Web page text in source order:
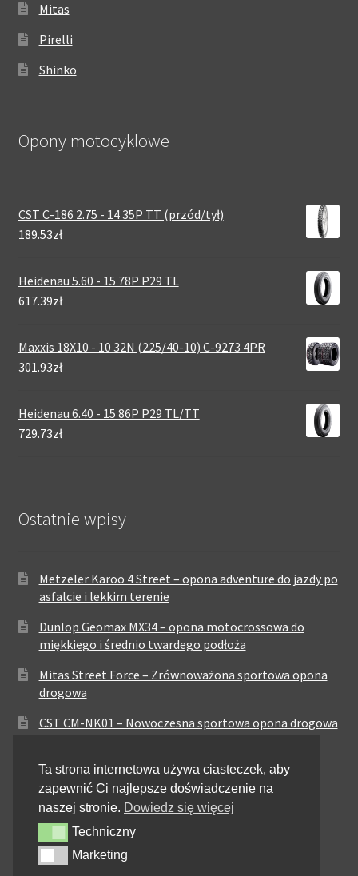
Mitas
Pirelli
Shinko
Opony motocyklowe
CST C-186 2.75 - 14 35P TT (przód/tył)
189.53zł
Heidenau 5.60 - 15 78P P29 TL
617.39zł
Maxxis 18X10 - 10 32N (225/40-10) C-9273 4PR
301.93zł
Heidenau 6.40 - 15 86P P29 TL/TT
729.73zł
Ostatnie wpisy
Metzeler Karoo 4 Street – opona adventure do jazdy po
asfalcie i lekkim terenie
Dunlop Geomax MX34 – opona motocrossowa do
miękkiego i średnio twardego podłoża
Mitas Street Force – Zrównoważona sportowa opona
drogowa
CST CM-NK01 – Nowoczesna sportowa opona drogowa
zrównoważonych osiągach
Pirelli City Demon – Niezawodność w codziennej
jeździe miejskiej
Metzeler Perfect ME77 – Klasyczna opona o
zrównoważonych właściwościach
Ta strona internetowa używa ciasteczek, aby
zapewnić Ci najlepsze doświadczenie na
naszej stronie. Dowiedz się więcej
Techniczny
Techniczny
MarketingMarketing